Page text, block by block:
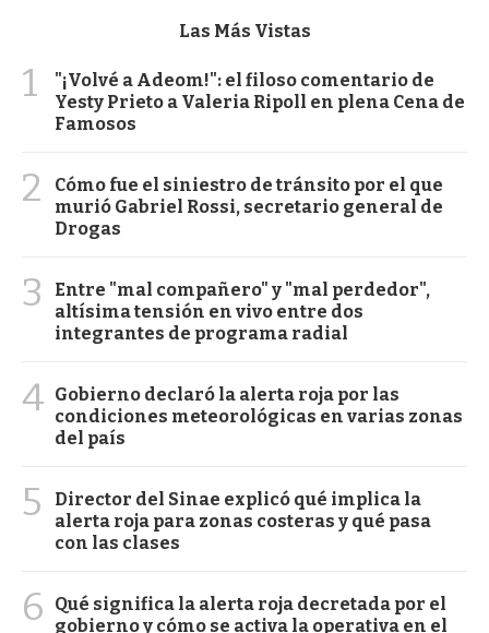
Las Más Vistas
1
"¡Volvé a Adeom!": el filoso comentario de
Yesty Prieto a Valeria Ripoll en plena Cena de
Famosos
2
Cómo fue el siniestro de tránsito por el que
murió Gabriel Rossi, secretario general de
Drogas
3
Entre "mal compañero" y "mal perdedor",
altísima tensión en vivo entre dos
integrantes de programa radial
4 Gobierno declaró la alerta roja por las
condiciones meteorológicas en varias zonas
del país
5
Director del Sinae explicó qué implica la
alerta roja para zonas costeras y qué pasa
con las clases
6
Qué significa la alerta roja decretada por el
gobierno y cómo se activa la operativa en el